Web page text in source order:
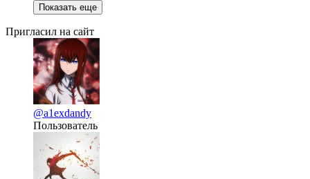
Показать еще
Пригласил на сайт
@a1exdandy
Пользователь